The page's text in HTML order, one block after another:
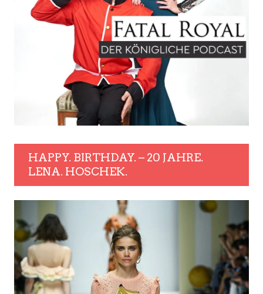
HAPPY. BIRTHDAY. – 20 JAHRE.
LENA. HOSCHEK.